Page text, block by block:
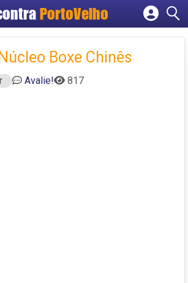
PortoVelho
Cadastrar empresa
Criar conta
Boxe Chinês
Avalie! 817